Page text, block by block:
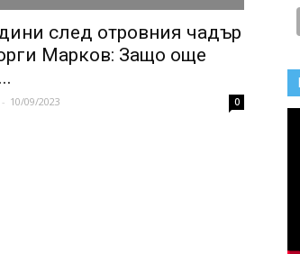
след отровния чадър
Марков: Защо още
- 10/09/2023 0